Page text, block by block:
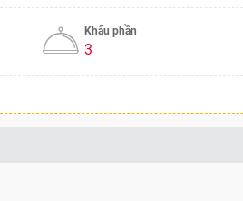
Khẩu phần
3